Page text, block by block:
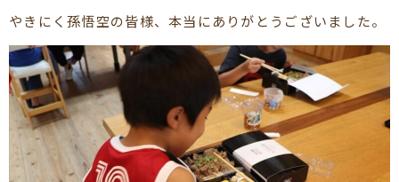
やきにく孫悟空の皆様、本当にありがとうございました。